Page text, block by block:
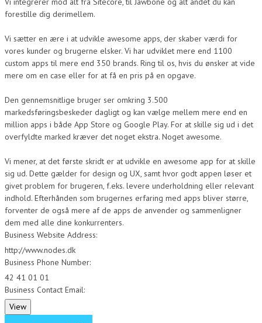
forestille dig derimellem.
Vi sætter en ære i at udvikle awesome apps, der skaber værdi for
vores kunder og brugerne elsker. Vi har udviklet mere end 1100
custom apps til mere end 350 brands. Ring til os, hvis du ønsker at vide
mere om en case eller for at få en pris på en opgave.
Den gennemsnitlige bruger ser omkring 3.500
markedsføringsbeskeder dagligt og kan vælge mellem mere end en
million apps i både App Store og Google Play. For at skille sig ud i det
overfyldte marked kræver det noget ekstra. Noget awesome.
Vi mener, at det første skridt er at udvikle en awesome app for at skille
sig ud. Dette gælder for design og UX, samt hvor godt appen løser et
givet problem for brugeren, f.eks. levere underholdning eller relevant
indhold. Efterhånden som brugernes erfaring med apps bliver større,
forventer de også mere af de apps de anvender og sammenligner
dem med alle dine konkurrenters.
Business Website Address:
http://www.nodes.dk
Business Phone Number:
42 41 01 01
Business Contact Email: